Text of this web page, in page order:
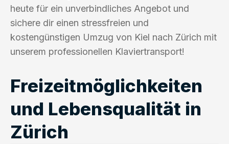
heute für ein unverbindliches Angebot und
sichere dir einen stressfreien und
kostengünstigen Umzug von Kiel nach Zürich mit
unserem professionellen Klaviertransport!
Freizeitmöglichkeiten
und Lebensqualität in
Zürich